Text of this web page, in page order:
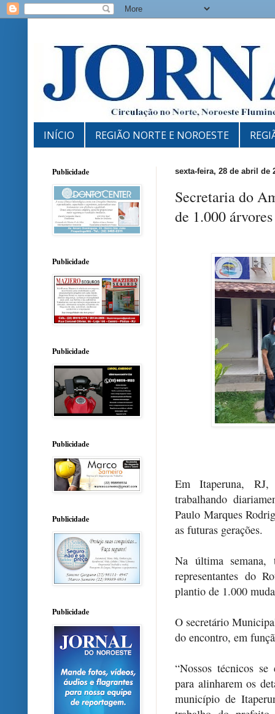
INÍCIO REGIÃO NORTE E NOROESTE
sexta-feira, 28 de abril de
Secretaria do
de 1.000
Em Itaperuna,
trabalhando
Paulo Marques
as futuras gerações.
Na última semana,
representantes do
plantio de 1.000
O secretário
do encontro, em
“Nossos técnicos
para alinharem os
município de
Publicidade
Publicidade
Publicidade
Publicidade
Publicidade
Publicidade